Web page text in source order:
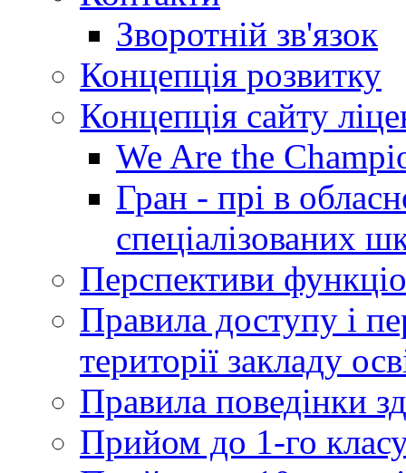
Зворотній зв'язок
Концепція розвитку
Концепція сайту
We Are the
Гран - прі в
спеціалізованих
Перспективи
Правила доступу і
території закладу
Правила поведінки
Прийом до 1-го